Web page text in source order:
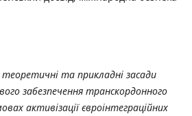
та прикладні засади
забезпечення транскордонного
активізації євроінтеграційних